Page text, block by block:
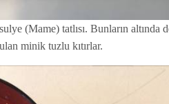
(Mame) tatlısı. Bunların altında
minik tuzlu kıtırlar.